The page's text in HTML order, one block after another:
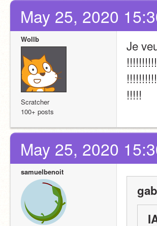
May 25, 2020
Wollb
Scratcher
100+ posts
Je
!!!!!
May 25, 2020
samuelbenoit